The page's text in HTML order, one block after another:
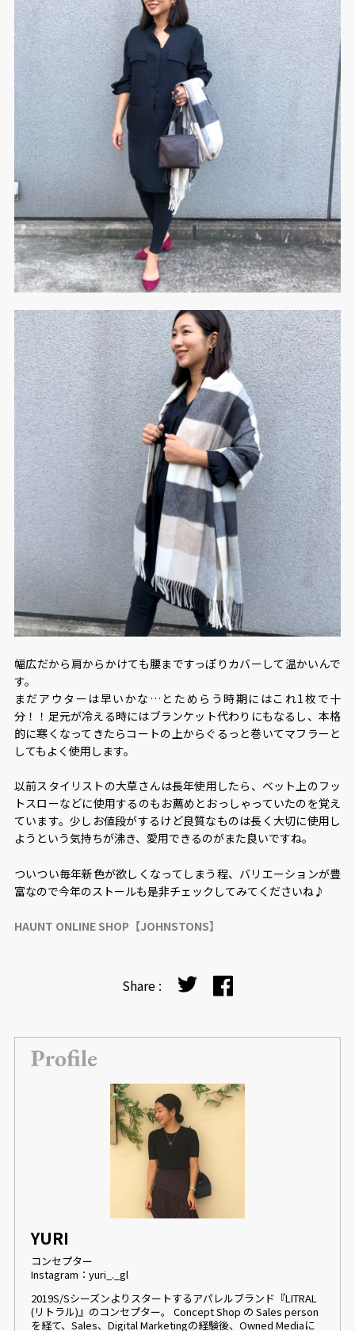
幅広だから肩からかけても腰まですっぽりカバーして温かいんで
す。
まだアウターは早いかな…とためらう時期にはこれ1枚で十
分！！足元が冷える時にはブランケット代わりにもなるし、本格
的に寒くなってきたらコートの上からぐるっと巻いてマフラーと
してもよく使用します。
以前スタイリストの大草さんは長年使用したら、ベット上のフッ
トスローなどに使用するのもお薦めとおっしゃっていたのを覚え
ています。少しお値段がするけど良質なものは長く大切に使用し
ようという気持ちが沸き、愛用できるのがまた良いですね。
ついつい毎年新色が欲しくなってしまう程、バリエーションが豊
富なので今年のストールも是非チェックしてみてくださいね♪
HAUNT ONLINE SHOP【JOHNSTONS】
Share :
YURI
コンセプター
Instagram：yuri_._gl
2019S/Sシーズンよりスタートするアパレルブランド『LITRAL
(リトラル)』のコンセプター。 Concept Shop の Sales person
を経て、Sales、Digital Marketingの経験後、Owned Mediaに